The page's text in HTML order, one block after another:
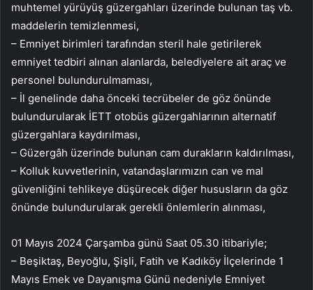
muhtemel yürüyüş güzergahları üzerinde bulunan taş vb.
maddelerin temizlenmesi,
– Emniyet birimleri tarafından steril hale getirilerek
emniyet tedbiri alınan alanlarda, belediyelere ait araç ve
personel bulundurulmaması,
– İl genelinde daha önceki tecrübeler de göz önünde
bulundurularak İETT otobüs güzergahlarının alternatif
güzergahlara kaydırılması,
– Güzergâh üzerinde bulunan cam durakların kaldırılması,
– Kolluk kuvvetlerinin, vatandaşlarımızın can ve mal
güvenliğini tehlikeye düşürecek diğer hususların da göz
önünde bulundurularak gerekli önlemlerin alınması,
01 Mayıs 2024 Çarşamba günü Saat 05.30 itibariyle;
– Beşiktaş, Beyoğlu, Şişli, Fatih ve Kadıköy İlçelerinde 1
Mayıs Emek ve Dayanışma Günü nedeniyle Emniyet